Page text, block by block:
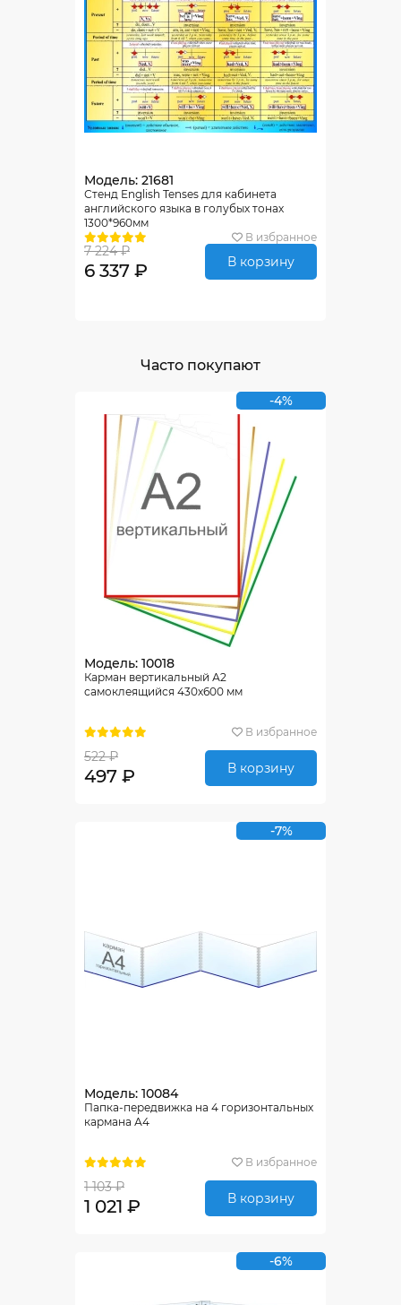
Модель: 21681
Стенд English Tenses для кабинета
английского языка в голубых тонах
1300*960мм
В избранное
7 224 ₽
6 337 ₽ В корзину
Часто покупают
-4%
Модель: 10018
Карман вертикальный А2
самоклеящийся 430х600 мм
В избранное
522 ₽
497 ₽ В корзину
-7%
Модель: 10084
Папка-передвижка на 4 горизонтальных
кармана А4
В избранное
1 103 ₽
1 021 ₽ В корзину
-6%